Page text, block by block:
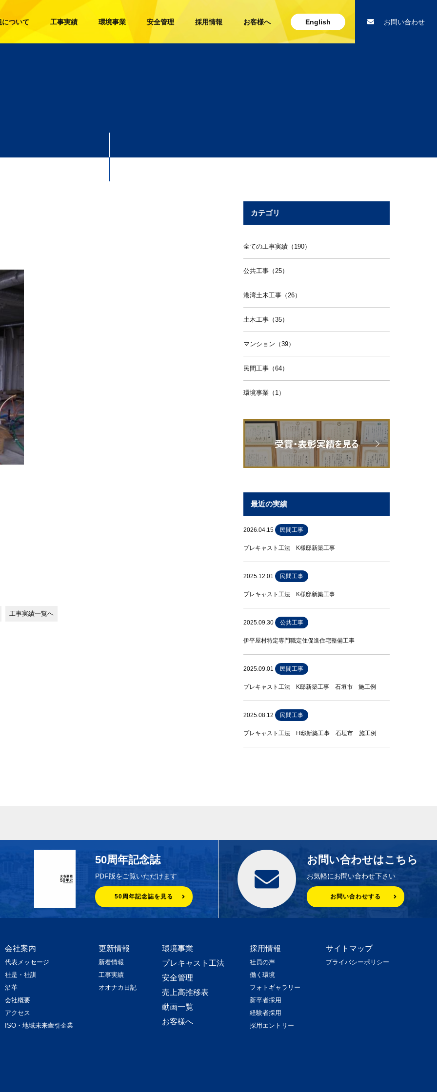
ついて 工事実績 環境事業 安全管理 採用情報 お客様へ English お問い合わせ
工事実績一覧へ
カテゴリ
全ての工事実績（190）
公共工事（25）
港湾土木工事（26）
土木工事（35）
マンション（39）
民間工事（64）
環境事業（1）
最近の実績
2026.04.15 民間工事
プレキャスト工法 K様邸新築工事
2025.12.01 民間工事
プレキャスト工法 K様邸新築工事
2025.09.30 公共工事
伊平屋村特定専門職定住促進住宅整備工事
2025.09.01 民間工事
プレキャスト工法 K邸新築工事 石垣市 施工例
2025.08.12 民間工事
プレキャスト工法 H邸新築工事 石垣市 施工例
50周年記念誌
PDF版をご覧いただけます
50周年記念誌を見る
お問い合わせはこちら
お気軽にお問い合わせ下さい
お問い合わせする
会社案内
代表メッセージ
社是・社訓
沿革
会社概要
アクセス
ISO・地域未来牽引企業
更新情報
新着情報
工事実績
オオナカ日記
環境事業
プレキャスト工法
安全管理
売上高推移表
動画一覧
お客様へ
採用情報
社員の声
働く環境
フォトギャラリー
新卒者採用
経験者採用
採用エントリー
サイトマップ
プライバシーポリシー